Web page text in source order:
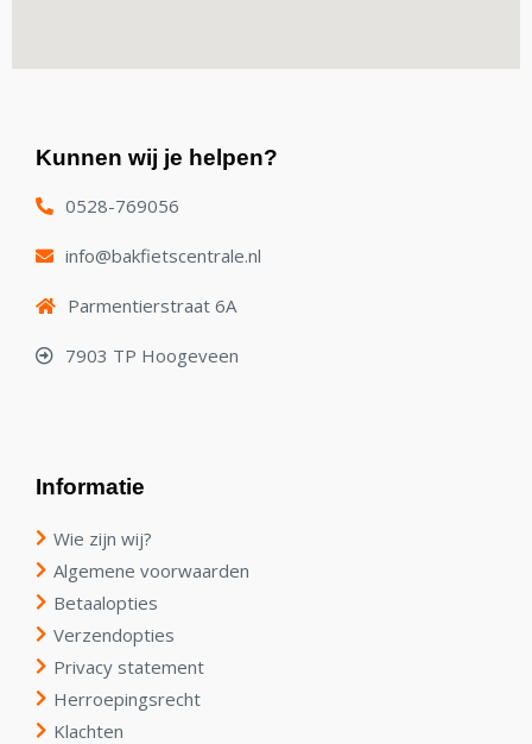
Kunnen wij je helpen?
0528-769056
info@bakfietscentrale.nl
Parmentierstraat 6A
7903 TP Hoogeveen
Informatie
Wie zijn wij?
Algemene voorwaarden
Betaalopties
Verzendopties
Privacy statement
Herroepingsrecht
Klachten